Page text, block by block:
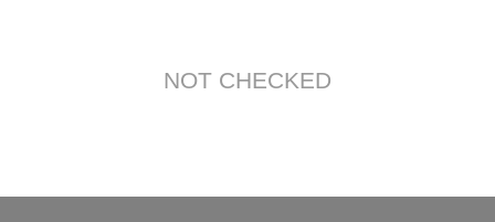
NOT CHECKED